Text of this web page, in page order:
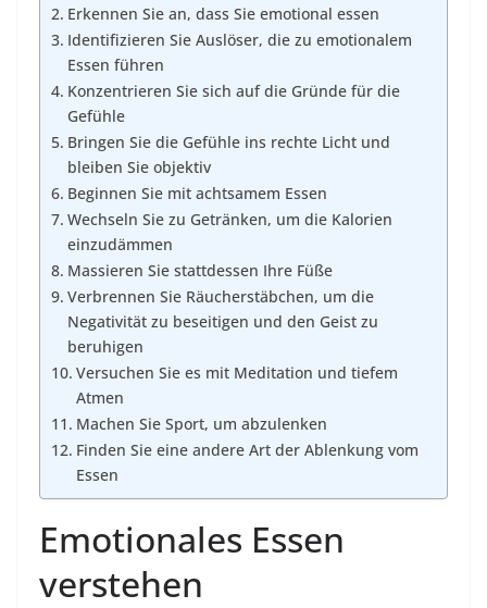
Erkennen Sie an, dass Sie emotional essen
Identifizieren Sie Auslöser, die zu emotionalem
Essen führen
Konzentrieren Sie sich auf die Gründe für die
Gefühle
Bringen Sie die Gefühle ins rechte Licht und
bleiben Sie objektiv
Beginnen Sie mit achtsamem Essen
Wechseln Sie zu Getränken, um die Kalorien
einzudämmen
Massieren Sie stattdessen Ihre Füße
Verbrennen Sie Räucherstäbchen, um die
Negativität zu beseitigen und den Geist zu
beruhigen
Versuchen Sie es mit Meditation und tiefem
Atmen
Machen Sie Sport, um abzulenken
Finden Sie eine andere Art der Ablenkung vom
Essen
Emotionales Essen
verstehen